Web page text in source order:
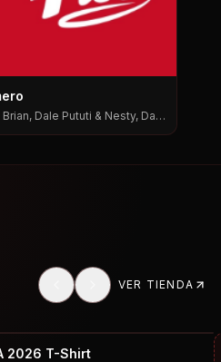
Brian, Dale Pututi & Nesty, Dale
VER TIENDA
2026 T-Shirt